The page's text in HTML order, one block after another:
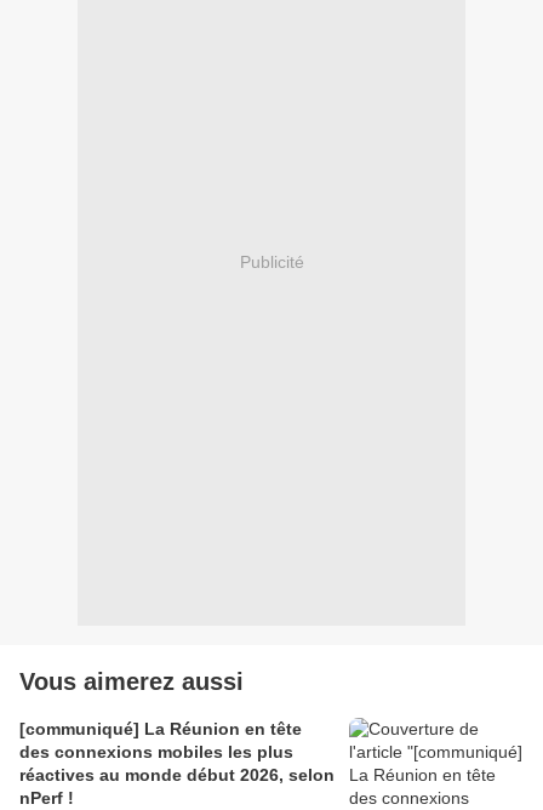
Publicité
Vous aimerez aussi
[communiqué] La Réunion en tête
des connexions mobiles les plus
réactives au monde début 2026, selon
nPerf !